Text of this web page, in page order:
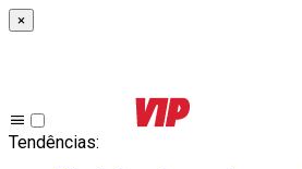
×
Tendências: